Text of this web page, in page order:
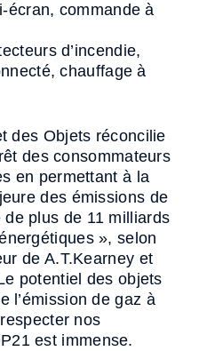
écran, commande à
d’incendie,
chauffage à
des Objets réconcilie
des consommateurs
en permettant à la
des émissions de
plus de 11 milliards
», selon
de A.T.Kearney et
potentiel des objets
l’émission de gaz à
nos
est immense.